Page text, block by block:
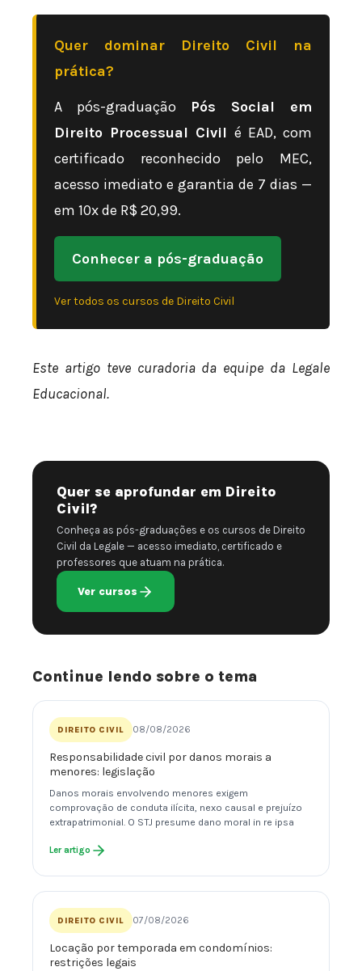
Quer dominar Direito Civil na
prática?
A pós-graduação Pós Social em
Direito Processual Civil é EAD, com
certificado reconhecido pelo MEC,
acesso imediato e garantia de 7 dias —
em 10x de R$ 20,99.
Conhecer a pós-graduação
Ver todos os cursos de Direito Civil
Este artigo teve curadoria da equipe da Legale
Educacional.
Quer se aprofundar em Direito
Civil?
Conheça as pós-graduações e os cursos de Direito
Civil da Legale — acesso imediato, certificado e
professores que atuam na prática.
Ver cursos
Continue lendo sobre o tema
DIREITO CIVIL 08/08/2026
Responsabilidade civil por danos morais a
menores: legislação
Danos morais envolvendo menores exigem
comprovação de conduta ilícita, nexo causal e prejuízo
extrapatrimonial. O STJ presume dano moral in re ipsa
Ler artigo
DIREITO CIVIL 07/08/2026
Locação por temporada em condomínios:
restrições legais